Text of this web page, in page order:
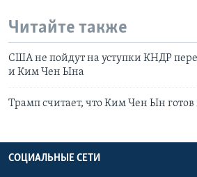
Читайте также
США не пойдут на уступки КНДР
и Ким Чен Ына
Трамп считает, что Ким Чен Ын
СОЦИАЛЬНЫЕ СЕТИ